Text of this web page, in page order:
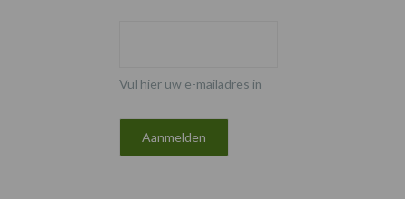
Vul hier uw e-mailadres in